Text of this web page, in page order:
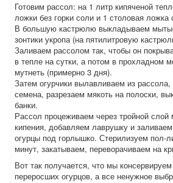
Готовим рассол: на 1 литр кипяченой
ложки без горки соли и 1 столовая ложка
В большую кастрюлю выкладываем
зонтики укропа (на пятилитровую
Заливаем рассолом так, чтобы он
в тепле на сутки, а потом в прохладном
мутнеть (примерно 3 дня).
Затем огурчики вылавливаем из
семена, разрезаем мякоть на полоски,
банки.
Рассол процеживаем через тройной
кипения, добавляем лаврушку и
огурцы под горлышко. Стерилизуем пол-
минут, закатываем, переворачиваем на
Вот так получается, что мы
переросших огурцов, а все ненужное